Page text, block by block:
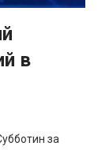
в
за